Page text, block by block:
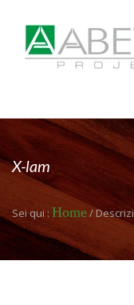
X-lam
Sei qui : Home/